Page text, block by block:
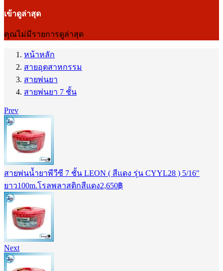
เข้าดูล่าสุด
คุณไม่มีรายการดูล่าสุด
หน้าหลัก
สายอุตสาหกรรม
สายพ่นยา
สายพ่นยา 7 ชั้น
Prev
สายพ่นน้ำยาพีวีซี 7 ชั้น LEON ( สีแดง รุ่น CYYL28 ) 5/16″
ยาว100m.โรลพลาสติกสีแดง2,650฿
Next